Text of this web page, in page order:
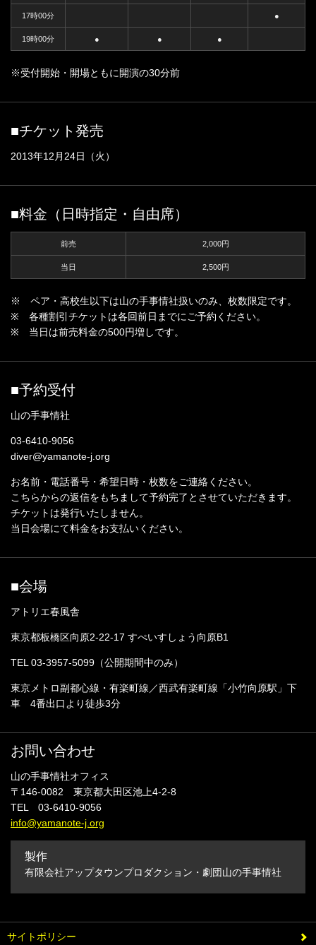
17時00分 ●
19時00分 ● ● ●
※受付開始・開場ともに開演の30分前
■チケット発売
2013年12月24日（火）
■料金（日時指定・自由席）
前売 2,000円
当日 2,500円
※ ペア・高校生以下は山の手事情社扱いのみ、枚数限定です。
※ 各種割引チケットは各回前日までにご予約ください。
※ 当日は前売料金の500円増しです。
■予約受付
山の手事情社
03-6410-9056
diver@yamanote-j.org
お名前・電話番号・希望日時・枚数をご連絡ください。
こちらからの返信をもちまして予約完了とさせていただきます。
チケットは発行いたしません。
当日会場にて料金をお支払いください。
■会場
アトリエ春風舎
東京都板橋区向原2-22-17 すぺいすしょう向原B1
TEL 03-3957-5099（公開期間中のみ）
東京メトロ副都心線・有楽町線／西武有楽町線「小竹向原駅」下
車 4番出口より徒歩3分
お問い合わせ
山の手事情社オフィス
〒146-0082 東京都大田区池上4-2-8
TEL 03-6410-9056
info@yamanote-j.org
製作
有限会社アップタウンプロダクション・劇団山の手事情社
サイトポリシー